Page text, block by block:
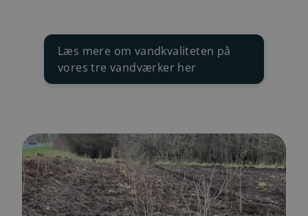
Læs mere om vandkvaliteten på
vores tre vandværker her